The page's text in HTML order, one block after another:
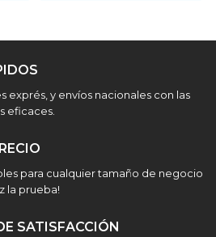
exprés, y envíos nacionales con las
eficaces.
para cualquier tamaño de negocio
la prueba!
SATISFACCIÓN